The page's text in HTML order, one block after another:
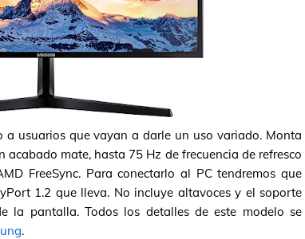
a usuarios que vayan a darle un uso variado. Monta
acabado mate, hasta 75 Hz de frecuencia de refresco
FreeSync. Para conectarlo al PC tendremos que
1.2 que lleva. No incluye altavoces y el soporte
la pantalla. Todos los detalles de este modelo se
.